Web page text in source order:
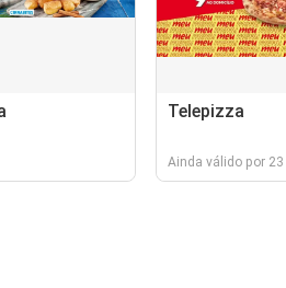
Telepizza
Ainda válido por